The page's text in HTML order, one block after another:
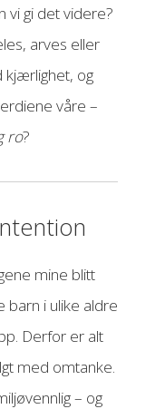
vi gi det videre?
arves eller
kjærlighet, og
våre –
ro?
mine blitt
barn i ulike aldre
Derfor er alt
med omtanke.
– og